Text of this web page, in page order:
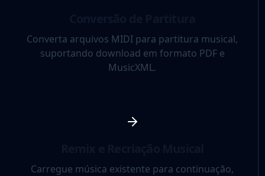
Converta arquivos MIDI para partitura musical,
suportando download em formato PDF e
MusicXML.
Carregue música existente para continuação,